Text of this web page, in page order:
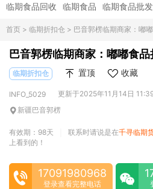
临期食品回收 临期食品 临期食品批发
首页 > 临期折扣仓 > 巴音郭楞临期商家：嘟
巴音郭楞临期商家：嘟嘟食
临期折扣仓 置顶 收藏
INFO_5029 更新于2025年11月14日
新疆巴音郭楞
有效期：98天 联系时请说是在千寻临期
上看到的！
17091980968
登录查看完整电话